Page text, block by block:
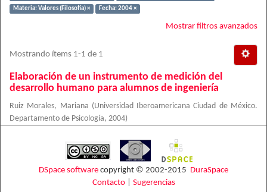
Materia: Valores (Filosofía) ×
Fecha: 2004 ×
Mostrar filtros avanzados
Mostrando ítems 1-1 de 1
Elaboración de un instrumento de medición del
desarrollo humano para alumnos de ingeniería
Ruiz Morales, Mariana (Universidad Iberoamericana Ciudad de México.
Departamento de Psicología, 2004)
DSpace software copyright © 2002-2015 DuraSpace
Contacto| Sugerencias